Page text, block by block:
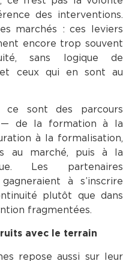
des interventions.
marchés : ces leviers
encore trop souvent
sans logique de
ceux qui en sont au
ce sont des parcours
— de la formation à la
à la formalisation,
au marché, puis à la
Les partenaires
à s’inscrire
plutôt que dans
fragmentées.
avec le terrain
repose aussi sur leur